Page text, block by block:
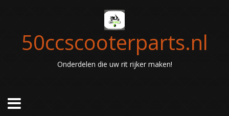
50ccscooterparts.nl
Onderdelen die uw rit rijker maken!